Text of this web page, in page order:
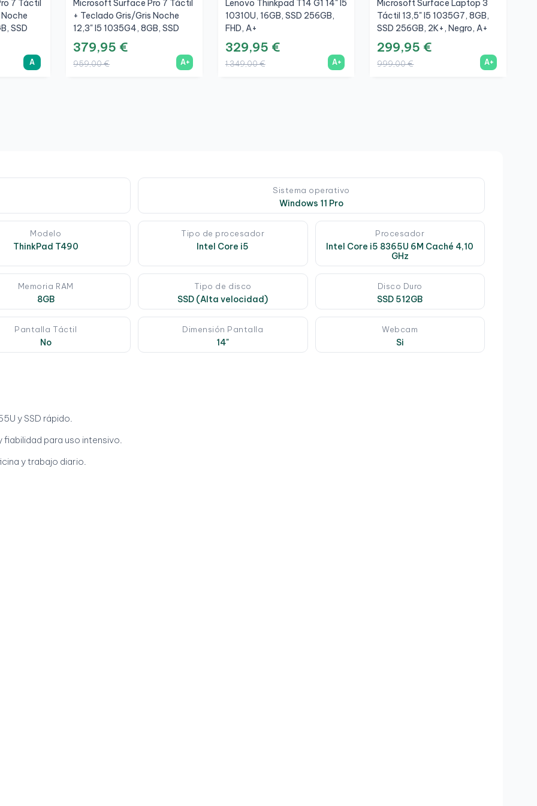
7 Táctil
SSD
A
Microsoft Surface Pro 7 Táctil
+ Teclado Gris/Gris Noche
12,3" I5 1035G4, 8GB, SSD
256GB, 3K, A+
379,95 €
959,00 € A+
Lenovo Thinkpad T14 G1 14" I5
10310U, 16GB, SSD 256GB,
FHD, A+
329,95 €
1.349,00 € A+
Microsoft Surface Laptop 3
Táctil 13,5" I5 1035G7, 8GB,
SSD 256GB, 2K+, Negro, A+
299,95 €
999,00 € A+
Sistema operativo
Windows 11 Pro
Modelo
ThinkPad T490
Tipo de procesador
Intel Core i5
Procesador
Intel Core i5 8365U 6M Caché 4,10
GHz
Memoria RAM
8GB
Tipo de disco
SSD (Alta velocidad)
Disco Duro
SSD 512GB
Pantalla Táctil
No
Dimensión Pantalla
14"
Webcam
Si
y SSD rápido.
para uso intensivo.
y trabajo diario.